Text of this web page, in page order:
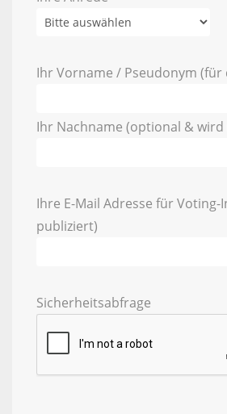
Ihr Vorname / Pseudonym (für
Ihr Nachname (optional &
Ihre E-Mail Adresse für
publiziert)
Sicherheitsabfrage